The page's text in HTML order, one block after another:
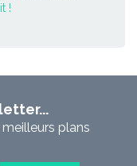
!
plans